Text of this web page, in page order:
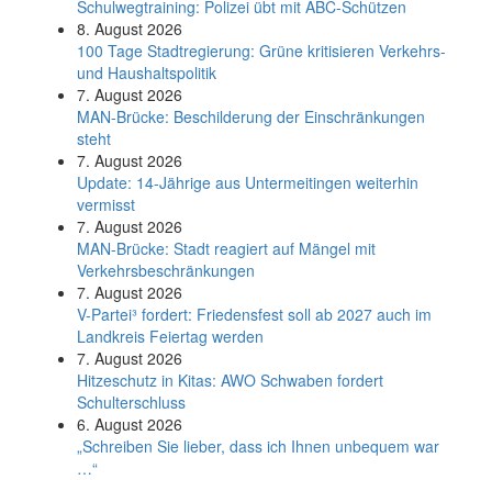
Schul­weg­trai­ning: Poli­zei übt mit ABC-Schüt­zen
8. August 2026
100 Tage Stadtregierung: Grüne kritisieren Verkehrs-
und Haushaltspolitik
7. August 2026
MAN-Brücke: Beschilderung der Einschränkungen
steht
7. August 2026
Update: 14-Jährige aus Untermeitingen weiterhin
vermisst
7. August 2026
MAN-Brücke: Stadt reagiert auf Mängel mit
Verkehrsbeschränkungen
7. August 2026
V-Partei­³ fordert: Friedens­fest soll ab 2027 auch im
Land­kreis Feier­tag werden
7. August 2026
Hitzeschutz in Kitas: AWO Schwaben fordert
Schulterschluss
6. August 2026
„Schreiben Sie lieber, dass ich Ihnen unbequem war
…“